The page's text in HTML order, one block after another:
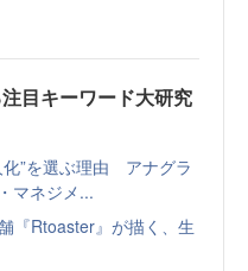
目キーワード大研究
化”を選ぶ理由 アナグラ
マネジメ...
『Rtoaster』が描く、生